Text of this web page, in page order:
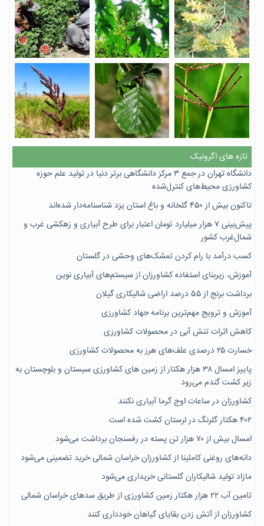
تازه های اگرونیک
دانشگاه تهران در جمع ۳ مرکز دانشگاهی برتر دنیا در تولید علم حوزه
کشاورزی محیط‌های کنترل‌شده
تاکنون بیش از ۴۵۰ گلخانه و باغ استان یزد شناسنامه‌دار شده‌اند
پیش‌بینی ۷‌ هزار میلیارد تومان اعتبار برای طرح آبیاری و زهکشی غرب و
شمال‌غرب کشور
کسب درآمد با رام کردن تمشک‌های وحشی در گلستان
آموزش، زیربنای استفاده کشاورزان از سیستم‌های آبیاری نوین
برداشت برنج از ۵۵ درصد اراضی شالیکاری گیلان
آموزش و ترویج مهم‌ترین برنامه جهاد کشاورزی
کاهش اثرات تنش آبی در محصولات کشاورزی
خسارت ۲۵ درصدی علف‌های هرز به محصولات کشاورزی
پاییز امسال ۳۸ هزار هکتار از زمین های کشاورزی سیستان و بلوچستان به
زیر کشت گندم می‌رود
کشاورزان در ساعات اوج گرما آبیاری نکنند
۴۰۲ هکتار گلرنگ در لرستان کشت شده است
امسال بیش از ۷۰ هزار تن پسته در رفسنجان برداشت می‌شود
دانه‌های روغنی کاملینا از کشاورزان خراسان شمالی خرید تضمینی می‌شود
مازاد تولید شالیکاران گلستانی خریداری می‌شود
تامین آب ۲۲ هزار هکتار زمین کشاورزی از طریق سدهای خراسان شمالی
کشاورزان از آتش زدن بقایای گیاهان خودداری کنند